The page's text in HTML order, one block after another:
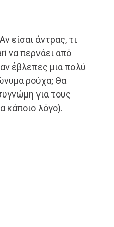
είσαι άντρας, τι
να περνάει από
έβλεπες μια πολύ
ρούχα; Θα
για τους
κάποιο λόγο).